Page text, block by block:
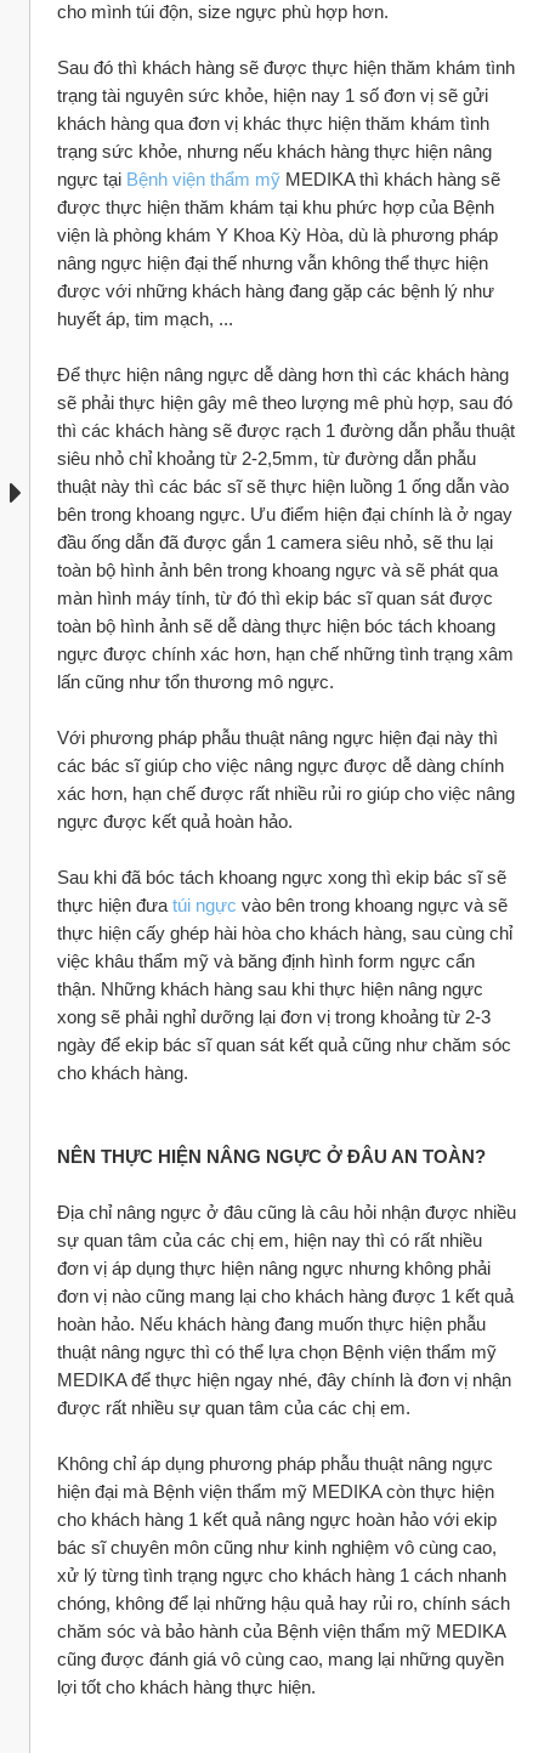
cho mình túi độn, size ngực phù hợp hơn.
Sau đó thì khách hàng sẽ được thực hiện thăm khám tình
trạng tài nguyên sức khỏe, hiện nay 1 số đơn vị sẽ gửi
khách hàng qua đơn vị khác thực hiện thăm khám tình
trạng sức khỏe, nhưng nếu khách hàng thực hiện nâng
ngực tại Bệnh viện thẩm mỹ MEDIKA thì khách hàng sẽ
được thực hiện thăm khám tại khu phức hợp của Bệnh
viện là phòng khám Y Khoa Kỳ Hòa, dù là phương pháp
nâng ngực hiện đại thế nhưng vẫn không thể thực hiện
được với những khách hàng đang gặp các bệnh lý như
huyết áp, tim mạch, ...
Để thực hiện nâng ngực dễ dàng hơn thì các khách hàng
sẽ phải thực hiện gây mê theo lượng mê phù hợp, sau đó
thì các khách hàng sẽ được rạch 1 đường dẫn phẫu thuật
siêu nhỏ chỉ khoảng từ 2-2,5mm, từ đường dẫn phẫu
thuật này thì các bác sĩ sẽ thực hiện luồng 1 ống dẫn vào
bên trong khoang ngực. Ưu điểm hiện đại chính là ở ngay
đầu ống dẫn đã được gắn 1 camera siêu nhỏ, sẽ thu lại
toàn bộ hình ảnh bên trong khoang ngực và sẽ phát qua
màn hình máy tính, từ đó thì ekip bác sĩ quan sát được
toàn bộ hình ảnh sẽ dễ dàng thực hiện bóc tách khoang
ngực được chính xác hơn, hạn chế những tình trạng xâm
lấn cũng như tổn thương mô ngực.
Với phương pháp phẫu thuật nâng ngực hiện đại này thì
các bác sĩ giúp cho việc nâng ngực được dễ dàng chính
xác hơn, hạn chế được rất nhiều rủi ro giúp cho việc nâng
ngực được kết quả hoàn hảo.
Sau khi đã bóc tách khoang ngực xong thì ekip bác sĩ sẽ
thực hiện đưa túi ngực vào bên trong khoang ngực và sẽ
thực hiện cấy ghép hài hòa cho khách hàng, sau cùng chỉ
việc khâu thẩm mỹ và băng định hình form ngực cẩn
thận. Những khách hàng sau khi thực hiện nâng ngực
xong sẽ phải nghỉ dưỡng lại đơn vị trong khoảng từ 2-3
ngày để ekip bác sĩ quan sát kết quả cũng như chăm sóc
cho khách hàng.
NÊN THỰC HIỆN NÂNG NGỰC Ở ĐÂU AN TOÀN?
Địa chỉ nâng ngực ở đâu cũng là câu hỏi nhận được nhiều
sự quan tâm của các chị em, hiện nay thì có rất nhiều
đơn vị áp dụng thực hiện nâng ngực nhưng không phải
đơn vị nào cũng mang lại cho khách hàng được 1 kết quả
hoàn hảo. Nếu khách hàng đang muốn thực hiện phẫu
thuật nâng ngực thì có thể lựa chọn Bệnh viện thẩm mỹ
MEDIKA để thực hiện ngay nhé, đây chính là đơn vị nhận
được rất nhiều sự quan tâm của các chị em.
Không chỉ áp dụng phương pháp phẫu thuật nâng ngực
hiện đại mà Bệnh viện thẩm mỹ MEDIKA còn thực hiện
cho khách hàng 1 kết quả nâng ngực hoàn hảo với ekip
bác sĩ chuyên môn cũng như kinh nghiệm vô cùng cao,
xử lý từng tình trạng ngực cho khách hàng 1 cách nhanh
chóng, không để lại những hậu quả hay rủi ro, chính sách
chăm sóc và bảo hành của Bệnh viện thẩm mỹ MEDIKA
cũng được đánh giá vô cùng cao, mang lại những quyền
lợi tốt cho khách hàng thực hiện.